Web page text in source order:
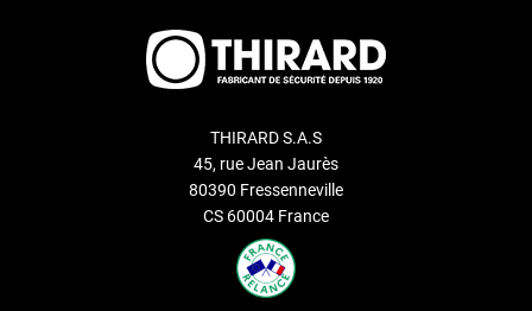
THIRARD S.A.S
45, rue Jean Jaurès
80390 Fressenneville
CS 60004 France